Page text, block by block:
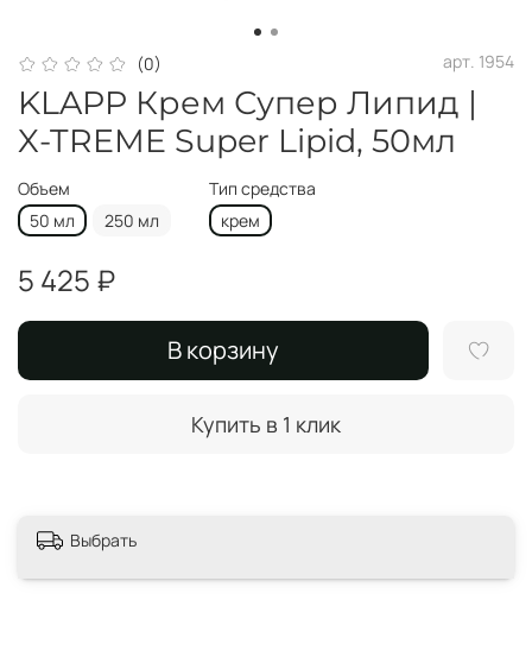
(0) арт. 1954
KLAPP Крем Супер Липид |
X-TREME Super Lipid, 50мл
Объем
50 мл
250 мл
Тип средства
крем
5 425 ₽
В корзину
Купить в 1 клик
Выбрать